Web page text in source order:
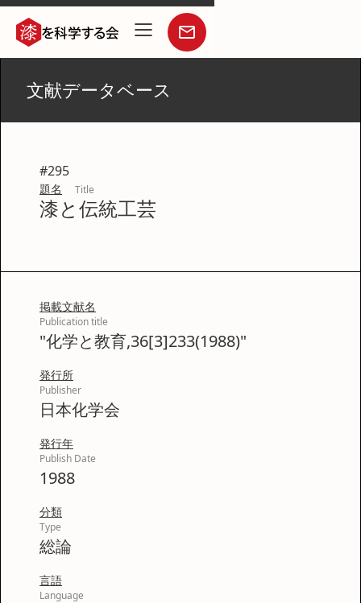
文献データベース
#295
題名 Title
漆と伝統工芸
掲載文献名
Publication title
"化学と教育,36[3]233(1988)"
発行所
Publisher
日本化学会
発行年
Publish Date
1988
分類
Type
総論
言語
Language